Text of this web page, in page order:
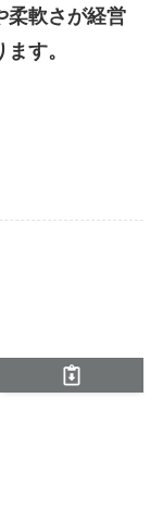
柔軟さが経営
す。